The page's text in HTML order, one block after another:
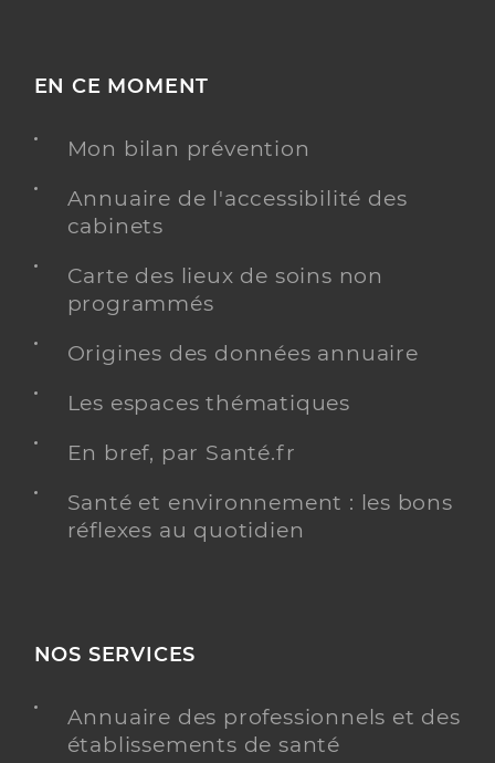
EN CE MOMENT
Mon bilan prévention
Annuaire de l'accessibilité des
cabinets
Carte des lieux de soins non
programmés
Origines des données annuaire
Les espaces thématiques
En bref, par Santé.fr
Santé et environnement : les bons
réflexes au quotidien
NOS SERVICES
Annuaire des professionnels et des
établissements de santé